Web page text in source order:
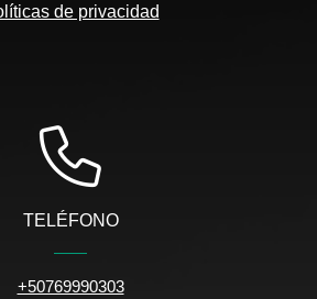
de privacidad
TELÉFONO
+50769990303